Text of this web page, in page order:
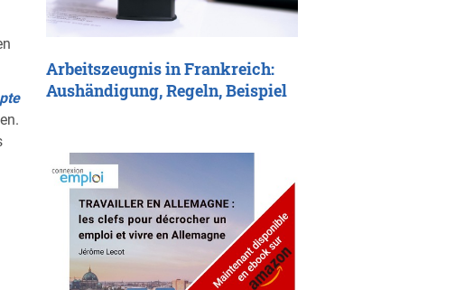
Arbeitszeugnis in Frankreich:
Aushändigung, Regeln, Beispiel